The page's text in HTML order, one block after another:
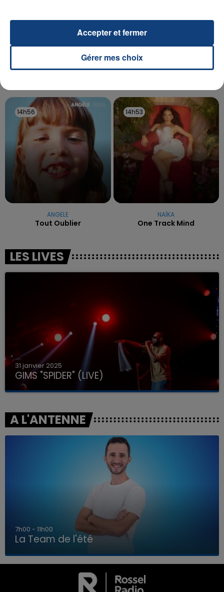
LA TEAM DE L'ÉTÉ
OPÉRER DE LA CHEVILLE RESSORT DE LA...
La famille a porté plainte contre la clinique qui a
reconnu sa responsabilité et présenté ses
excuses.
14h56
14h56
ANGELE
Tout Oublier
14h53
14h53
NAÏKA
One Track Mind
LES LIVES
31 janvier 2025
GIMS "SPIDER" (LIVE)
A L'ANTENNE
7h00 - 11h00
La Team de l'été
Gérer mes choix
Accepter et fermer